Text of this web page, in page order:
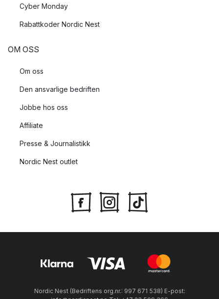
Cyber Monday
Rabattkoder Nordic Nest
OM OSS
Om oss
Den ansvarlige bedriften
Jobbe hos oss
Affiliate
Presse & Journalistikk
Nordic Nest outlet
Nordic Nest (Bedriftens org.nr.: 997 671 538) E-post: